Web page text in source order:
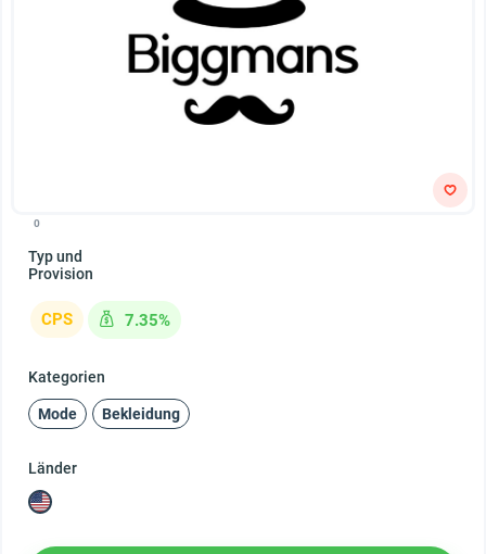
0
Typ und
Provision
CPS 7.35%
Kategorien
Mode Bekleidung
Länder